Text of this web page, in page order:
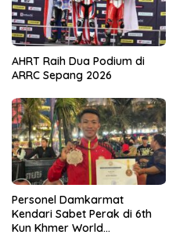
AHRT Raih Dua Podium di
ARRC Sepang 2026
Personel Damkarmat
Kendari Sabet Perak di 6th
Kun Khmer World